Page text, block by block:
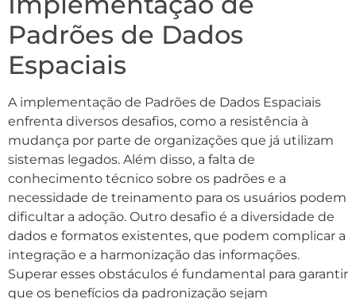
Padrões de Dados
Espaciais
A implementação de Padrões de Dados Espaciais
enfrenta diversos desafios, como a resistência à
mudança por parte de organizações que já utilizam
sistemas legados. Além disso, a falta de
conhecimento técnico sobre os padrões e a
necessidade de treinamento para os usuários podem
dificultar a adoção. Outro desafio é a diversidade de
dados e formatos existentes, que podem complicar a
integração e a harmonização das informações.
Superar esses obstáculos é fundamental para garantir
que os benefícios da padronização sejam